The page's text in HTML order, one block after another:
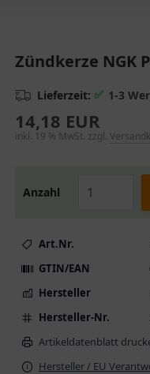
Zündkerze NGK
Lieferzeit: ✅ 1-3
14,18 EUR
inkl. 19 % MwSt. zzgl.
Anzahl
Art.Nr.
GTIN/EAN
Hersteller
Hersteller-Nr.
Artikeldatenblatt
Hersteller / EU